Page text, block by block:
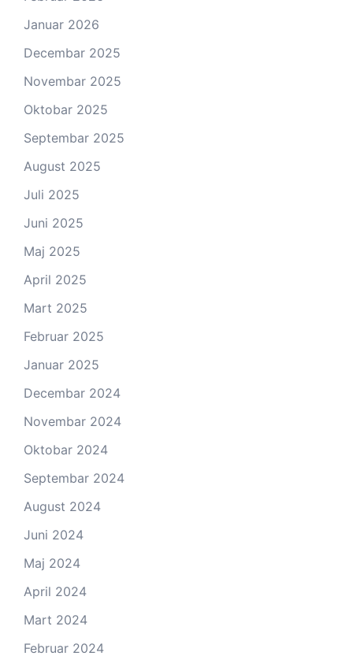
Januar 2026
Decembar 2025
Novembar 2025
Oktobar 2025
Septembar 2025
August 2025
Juli 2025
Juni 2025
Maj 2025
April 2025
Mart 2025
Februar 2025
Januar 2025
Decembar 2024
Novembar 2024
Oktobar 2024
Septembar 2024
August 2024
Juni 2024
Maj 2024
April 2024
Mart 2024
Februar 2024